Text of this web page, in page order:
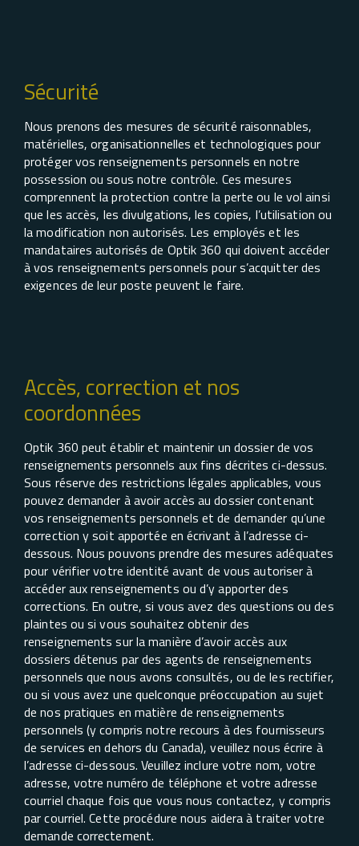
Sécurité
Nous prenons des mesures de sécurité raisonnables,
matérielles, organisationnelles et technologiques pour
protéger vos renseignements personnels en notre
possession ou sous notre contrôle. Ces mesures
comprennent la protection contre la perte ou le vol ainsi
que les accès, les divulgations, les copies, l’utilisation ou
la modification non autorisés. Les employés et les
mandataires autorisés de Optik 360 qui doivent accéder
à vos renseignements personnels pour s’acquitter des
exigences de leur poste peuvent le faire.
Accès, correction et nos
coordonnées
Optik 360 peut établir et maintenir un dossier de vos
renseignements personnels aux fins décrites ci-dessus.
Sous réserve des restrictions légales applicables, vous
pouvez demander à avoir accès au dossier contenant
vos renseignements personnels et de demander qu’une
correction y soit apportée en écrivant à l’adresse ci-
dessous. Nous pouvons prendre des mesures adéquates
pour vérifier votre identité avant de vous autoriser à
accéder aux renseignements ou d’y apporter des
corrections. En outre, si vous avez des questions ou des
plaintes ou si vous souhaitez obtenir des
renseignements sur la manière d’avoir accès aux
dossiers détenus par des agents de renseignements
personnels que nous avons consultés, ou de les rectifier,
ou si vous avez une quelconque préoccupation au sujet
de nos pratiques en matière de renseignements
personnels (y compris notre recours à des fournisseurs
de services en dehors du Canada), veuillez nous écrire à
l’adresse ci-dessous. Veuillez inclure votre nom, votre
adresse, votre numéro de téléphone et votre adresse
courriel chaque fois que vous nous contactez, y compris
par courriel. Cette procédure nous aidera à traiter votre
demande correctement.